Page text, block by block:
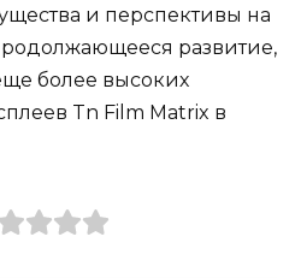
и перспективы на
развитие,
более высоких
Tn Film Matrix в